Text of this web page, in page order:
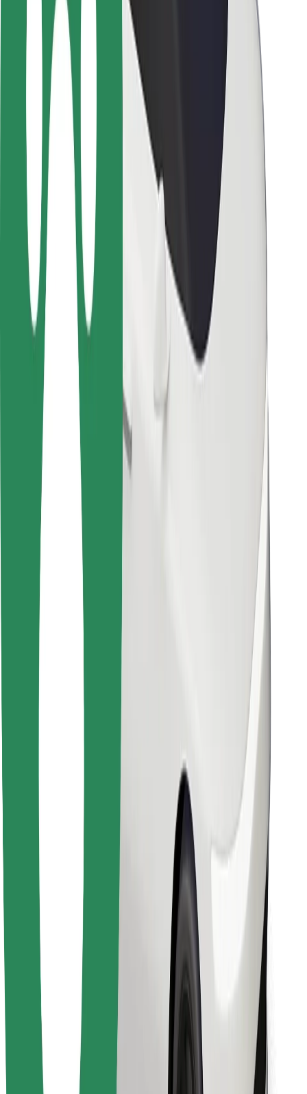
Sécurité des chauffeurs
Sécurité à trottinette
Safety Lab
Villes
Emplacements
Solutions pour les villes
Aéroports
Stations de charge Bolt
Support
Pour les passagers
Pour les chauffeurs
Pour les livreurs
Bolt Food
Pour les propriétaires de flotte
Pour les restaurants
Bolt for Business
Autres
Conditions générales
Cookies
Sécurité
Télécharger l'appli Bolt
Télécharger l'appli Bolt Food